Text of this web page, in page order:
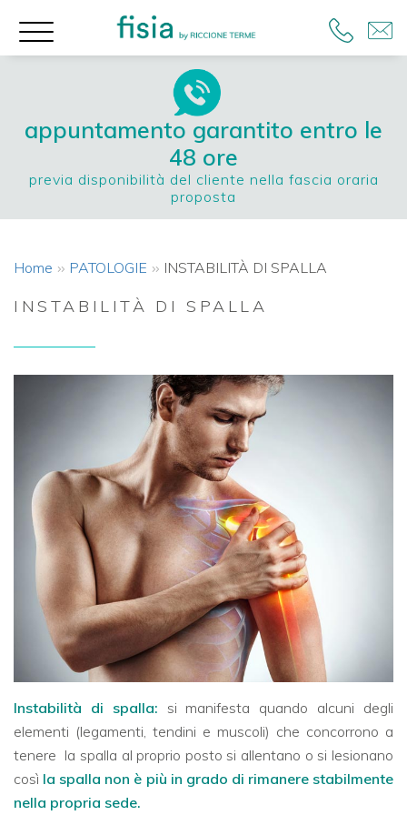
appuntamento garantito entro le
48 ore
previa disponibilità del cliente nella fascia oraria
proposta
Home PATOLOGIE INSTABILITÀ DI SPALLA
INSTABILITÀ DI SPALLA
Instabilità di spalla: si manifesta quando alcuni degli
elementi (legamenti, tendini e muscoli) che concorrono a
tenere la spalla al proprio posto si allentano o si lesionano
così la spalla non è più in grado di rimanere stabilmente
nella propria sede.